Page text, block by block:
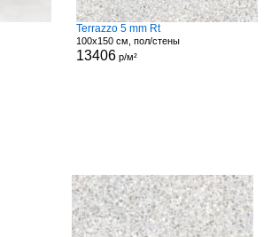
Terrazzo 5 mm Rt
100x150 см, пол/стены
13406р/м²